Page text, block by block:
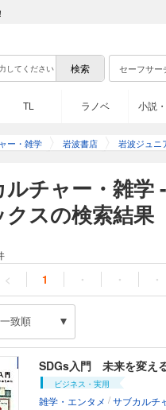
セーフサー
TL ラノベ 小説
ー・雑学 岩波書店 岩波ジュニ
チャー・雑学
クスの検索結果
< 1 ・ ・ ・
一致順
SDGs入門 未来を変え
ビジネス・実用
雑学・エンタメ /サブカルチ